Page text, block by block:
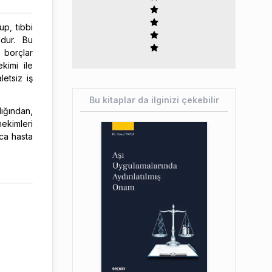
tıbbi
Bu
borçlar
ile
iş
hasta
Bu kitaplar da ilginizi çekebilir